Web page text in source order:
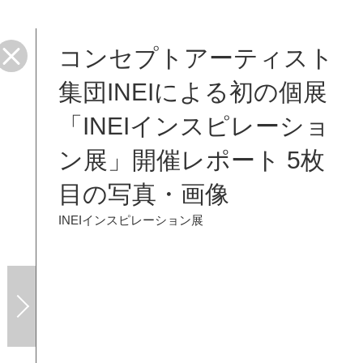
コンセプトアーティスト
集団INEIによる初の個展
「INEIインスピレーショ
ン展」開催レポート 5枚
目の写真・画像
INEIインスピレーション展